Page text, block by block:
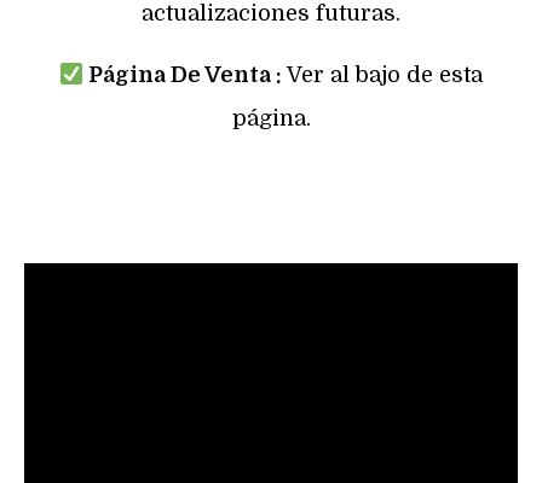
actualizaciones futuras.
Página De Venta : Ver al bajo de esta
página.